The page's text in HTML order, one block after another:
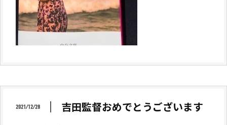
2021/12/28 吉田監督おめでとうございます